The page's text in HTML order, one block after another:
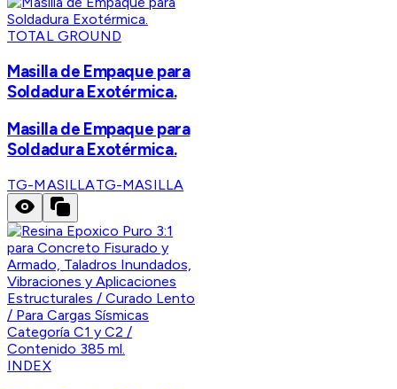
TOTAL GROUND
Masilla de Empaque para
Soldadura Exotérmica.
Masilla de Empaque para
Soldadura Exotérmica.
TG-MASILLATG-MASILLA
INDEX